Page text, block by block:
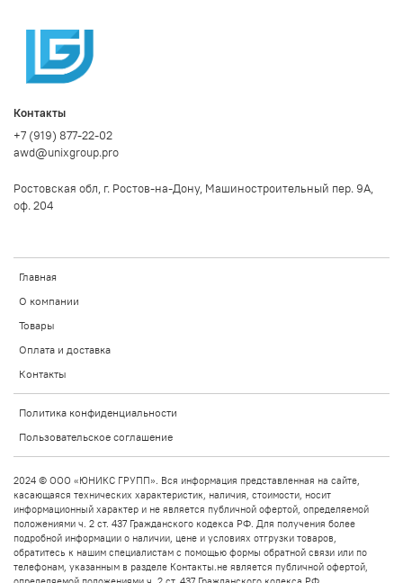
Главная
О компании
Товары
Оплата и доставка
Контакты
Политика конфиденциальности
Пользовательское соглашение
Контакты
+7 (919) 877-22-02
awd@unixgroup.pro
Ростовская обл, г. Ростов-на-Дону, Машиностроительный пер. 9А,
оф. 204
2024 © ООО «ЮНИКС ГРУПП». Вся информация представленная на сайте,
касающаяся технических характеристик, наличия, стоимости, носит
информационный характер и не является публичной офертой, определяемой
положениями ч. 2 ст. 437 Гражданского кодекса РФ. Для получения более
подробной информации о наличии, цене и условиях отгрузки товаров,
обратитесь к нашим специалистам с помощью формы обратной связи или по
телефонам, указанным в разделе Контакты.не является публичной офертой,